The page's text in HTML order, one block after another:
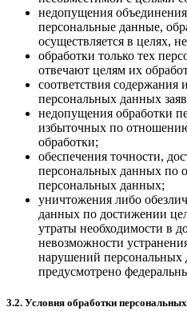
недопущения
персональные данные,
осуществляется в целях,
обработки только тех
отвечают целям их
соответствия
персональных данных
недопущения обработки
избыточных по
обработки;
обеспечения точности,
персональных данных по
персональных данных;
уничтожения либо
данных по достижении
утраты необходимости в
невозможности
нарушений персональных
предусмотрено
3.2. Условия обработки